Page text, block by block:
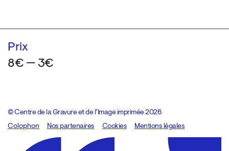
Prix
8€ — 3€
© Centre de la Gravure et de l’Image imprimée 2026
Colophon
Design:Marcel Kaczmarek, code:8080.studio
Nos partenaires Cookies Mentions légales